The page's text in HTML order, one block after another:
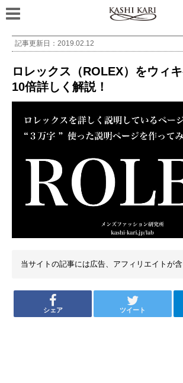
記事更新日： 2019.02.12
ロレックス（ROLEX）をウィ
10倍詳しく解説！
当サイトの記事には広告、アフィリエイトが含
シェア ツイート